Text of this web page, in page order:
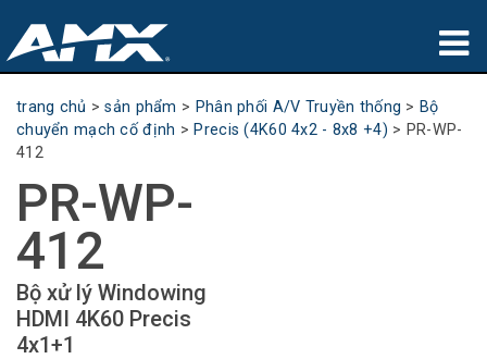
sản phẩm
Ứng dụng
Partners
nơi mua
đào tạo
hỗ trợ
trang chủ >sản phẩm > Phân phối A/V Truyền thống > Bộ
chuyển mạch cố định > Precis (4K60 4x2 - 8x8 +4) > PR-WP-
412
PR-WP-
412
Bộ xử lý Windowing
HDMI 4K60 Precis
4x1+1